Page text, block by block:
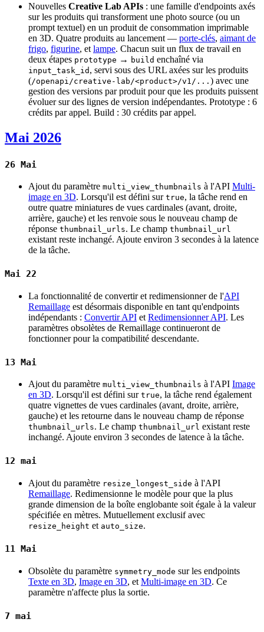
Nouvelles Creative Lab APIs : une famille d'endpoints axés
sur les produits qui transforment une photo source (ou un
prompt textuel) en un produit de consommation imprimable
en 3D. Quatre produits au lancement — porte-clés, aimant de
frigo, figurine, et lampe. Chacun suit un flux de travail en
deux étapes prototype → build enchaîné via
input_task_id , servi sous des URL axées sur les produits
(/openapi/creative-lab/<product>/v1/... ) avec une
gestion des versions par produit pour que les produits puissent
évoluer sur des lignes de version indépendantes. Prototype : 6
crédits par appel. Build : 30 crédits par appel.
Mai 2026
26 Mai
Ajout du paramètre multi_view_thumbnails à l'API Multi-
image en 3D. Lorsqu'il est défini sur true, la tâche rend en
outre quatre miniatures de vues cardinales (avant, droite,
arrière, gauche) et les renvoie sous le nouveau champ de
réponse thumbnail_urls. Le champ thumbnail_url
existant reste inchangé. Ajoute environ 3 secondes à la latence
de la tâche.
Mai 22
La fonctionnalité de convertir et redimensionner de l'API
Remaillage est désormais disponible en tant qu'endpoints
indépendants : Convertir API et Redimensionner API. Les
paramètres obsolètes de Remaillage continueront de
fonctionner pour la compatibilité descendante.
13 Mai
Ajout du paramètre multi_view_thumbnails à l'API Image
en 3D. Lorsqu'il est défini sur true, la tâche rend également
quatre vignettes de vues cardinales (avant, droite, arrière,
gauche) et les retourne dans le nouveau champ de réponse
thumbnail_urls. Le champ thumbnail_url existant reste
inchangé. Ajoute environ 3 secondes de latence à la tâche.
12 mai
Ajout du paramètre resize_longest_side à l'API
Remaillage. Redimensionne le modèle pour que la plus
grande dimension de la boîte englobante soit égale à la valeur
spécifiée en mètres. Mutuellement exclusif avec
resize_height et auto_size.
11 Mai
Obsolète du paramètre symmetry_mode sur les endpoints
Texte en 3D, Image en 3D, et Multi-image en 3D. Ce
paramètre n'affecte plus la sortie.
7 mai